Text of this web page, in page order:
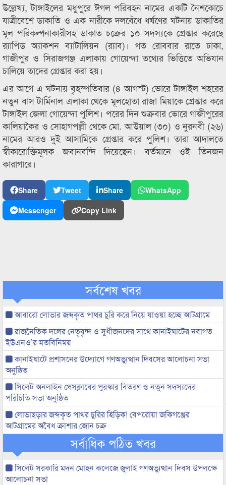
উল্লেখ্য, টাঙ্গাইলের মধুপুরে ঈগল পরিবহন নামের একটি নৈশকোচে
যাত্রীবেশে ডাকাতি ও এক নারীকে দলবেঁধে ধর্ষণের ঘটনায় ডাকাতির
মূল পরিকল্পনাকারীসহ ডাকাত চক্রের ১০ সদস্যকে গ্রেপ্তার করেছে
র‌্যাপিড অ্যাকশন ব্যাটালিয়ন (র‌্যাব)। গত রোববার রাতে ঢাকা,
গাজীপুর ও সিরাজগঞ্জ এলাকায় গোয়েন্দা তথ্যের ভিত্তিতে অভিযান
চালিয়ে তাদের গ্রেপ্তার করা হয়।
এর আগে এ ঘটনায় বৃহস্পতিবার (৪ আগস্ট) ভোরে টাঙ্গাইল শহরের
নতুন বাস টার্মিনাল এলাকা থেকে মূলহোতা রাজা মিয়াকে গ্রেপ্তার করে
টাঙ্গাইল জেলা গোয়েন্দা পুলিশ। পরের দিন শুক্রবার ভোরে গাজীপুরের
কালিয়াকৈর ও সোহাগপল্লী থেকে মো. আউয়াল (৩০) ও নুরনবী (২৬)
নামের আরও দুই আসামিকে গ্রেপ্তার করে পুলিশ। তারা আদালতে
স্বীকারোক্তিমূলক জবানবন্দি দিয়েছেন। বর্তমানে ওই তিনজন
কারাগারে।
Share Tweet Share
WhatsApp
Messenger
Copy Link
সর্বশেষ খবর
আবারো লোভার জব্দকৃত পাথর চুরি করে নিয়ে যাওয়া হচ্ছে আটগ্রামে
রাজনৈতিক দলের নেতৃবৃন্দ ও সুধীজনদের সাথে কানাইঘাটের নবাগত
ইউএনও’র মতবিনিময়
কানাইঘাটে প্রশাসনের উদ্যোগে গণঅভ্যুত্থান দিবসের আলোচনা সভা
অনুষ্ঠিত
সিলেট অনলাইন প্রেসক্লাবের পুরস্কার বিতরণ ও নতুন সদস্যদের
পরিচিতি সভা অনুষ্ঠিত
লোভাছড়ার জব্দকৃত পাথর চুরির হিড়িক! বেপরোয়া জকিগঞ্জের
আটগ্রামের অবৈধ ক্রাশার জোন চক্র
সর্বাধিক পঠিত খবর
সিলেট সরকারি মদন মোহন কলেজে জুলাই গণঅভ্যুত্থান দিবস উপলক্ষে
আলোচনা সভা